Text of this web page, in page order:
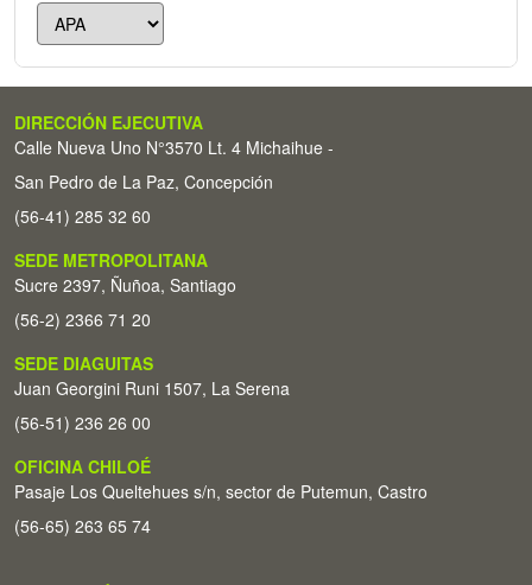
DIRECCIÓN EJECUTIVA
Calle Nueva Uno N°3570 Lt. 4 Michaihue -
San Pedro de La Paz, Concepción
(56-41) 285 32 60
SEDE METROPOLITANA
Sucre 2397, Ñuñoa, Santiago
(56-2) 2366 71 20
SEDE DIAGUITAS
Juan Georgini Runi 1507, La Serena
(56-51) 236 26 00
OFICINA CHILOÉ
Pasaje Los Queltehues s/n, sector de Putemun, Castro
(56-65) 263 65 74